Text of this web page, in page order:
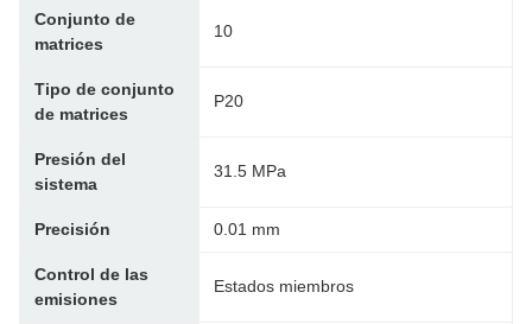
Conjunto de
matrices
10
Tipo de conjunto
de matrices
P20
Presión del
sistema
31.5 MPa
Precisión 0.01 mm
Control de las
emisiones
Estados miembros